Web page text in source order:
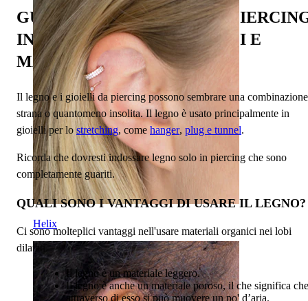
Helix
GUIDA APPROFONDITA AI
IN LEGNO: STILI, VANTAGGI E
MANUTENZIONE
Il legno e i gioielli da piercing possono sembrare una combinazione
strana o quantomeno insolita. Il legno è usato principalmente in
gioielli per lostretching, come hanger, plug e tunnel.
Ricorda che dovresti indossare legno solo in piercing che sono
completamente guariti.
QUALI SONO I VANTAGGI DI USARE IL LEGNO?
Ci sono molteplici vantaggi nell'usare materiali organici nei lobi
dilatati.
Il legno è un materiale leggero.
Il legno è anche un materiale poroso, il che significa che
attraverso di esso si può muovere un po' d’aria.